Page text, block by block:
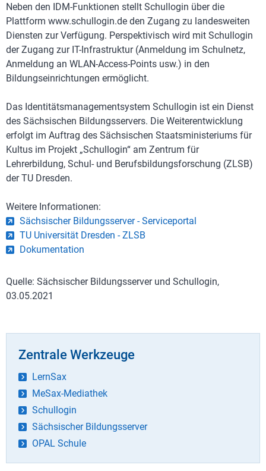
Neben den IDM-Funktionen stellt Schullogin über die
Plattform www.schullogin.de den Zugang zu landesweiten
Diensten zur Verfügung. Perspektivisch wird mit Schullogin
der Zugang zur IT-Infrastruktur (Anmeldung im Schulnetz,
Anmeldung an WLAN-Access-Points usw.) in den
Bildungseinrichtungen ermöglicht.
Das Identitätsmanagementsystem Schullogin ist ein Dienst
des Sächsischen Bildungsservers. Die Weiterentwicklung
erfolgt im Auftrag des Sächsischen Staatsministeriums für
Kultus im Projekt „Schullogin“ am Zentrum für
Lehrerbildung, Schul- und Berufsbildungsforschung (ZLSB)
der TU Dresden.
Weitere Informationen:
Sächsischer Bildungsserver - Serviceportal
TU Universität Dresden - ZLSB
Dokumentation
Quelle: Sächsischer Bildungsserver und Schullogin,
03.05.2021
Zentrale Werkzeuge
LernSax
MeSax-Mediathek
Schullogin
Sächsischer Bildungsserver
OPAL Schule